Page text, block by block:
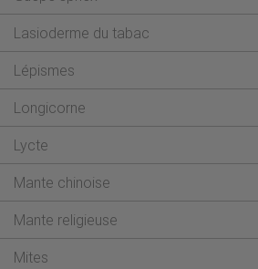
Lasioderme du tabac
Lépismes
Longicorne
Lycte
Mante chinoise
Mante religieuse
Mites